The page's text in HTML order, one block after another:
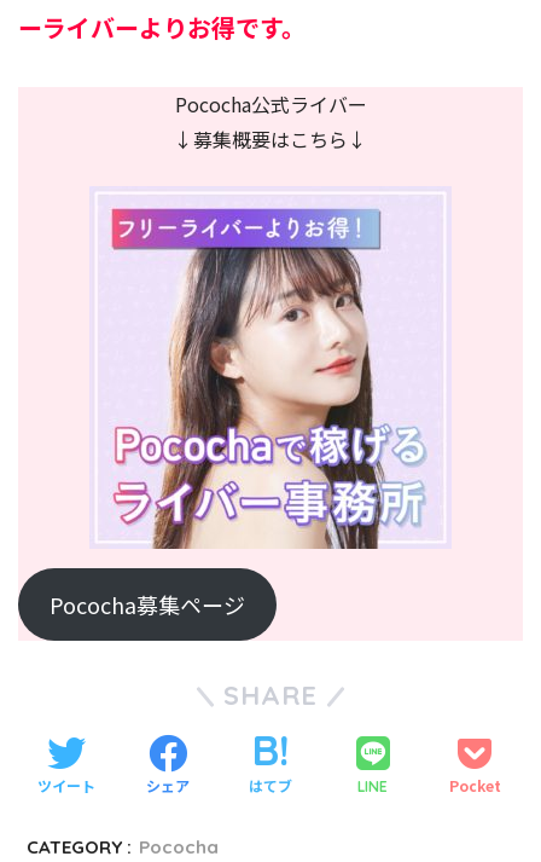
ーライバーよりお得です。
Pococha公式ライバー
↓募集概要はこちら↓
Pococha募集ページ
SHARE
ツイート シェア はてブ LINE Pocket
CATEGORY : Pococha